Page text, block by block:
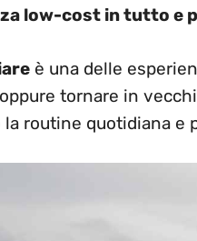
low-cost in tutto e
è una delle
tornare in
la routine quotidiana e